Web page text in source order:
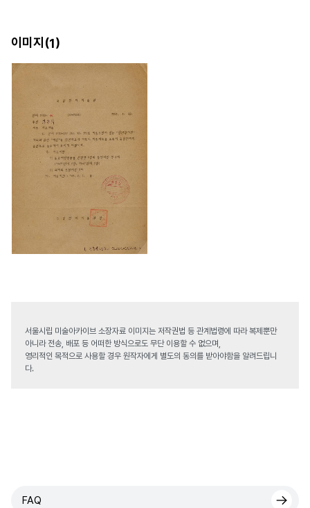
이미지(1)
서울시립 미술아카이브 소장자료 이미지는 저작권법 등 관계법령에 따라 복제뿐만
아니라 전송, 배포 등 어떠한 방식으로도 무단 이용할 수 없으며,
영리적인 목적으로 사용할 경우 원작자에게 별도의 동의를 받아야함을 알려드립니
다.
FAQ